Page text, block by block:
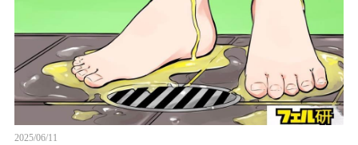
2025/06/11